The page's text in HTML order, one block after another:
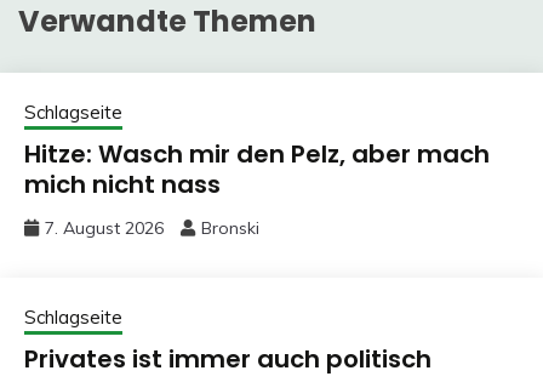
Verwandte Themen
Schlagseite
Hitze: Wasch mir den Pelz, aber mach
mich nicht nass
7. August 2026 Bronski
Schlagseite
Privates ist immer auch politisch